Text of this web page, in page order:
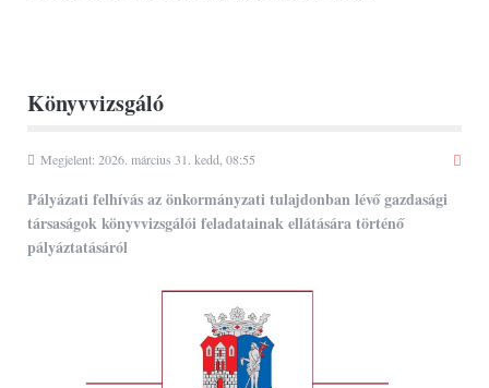
Könyvvizsgáló
Megjelent: 2026. március 31. kedd, 08:55
Pályázati felhívás az önkormányzati tulajdonban lévő gazdasági
társaságok könyvvizsgálói feladatainak ellátására történő
pályáztatásáról